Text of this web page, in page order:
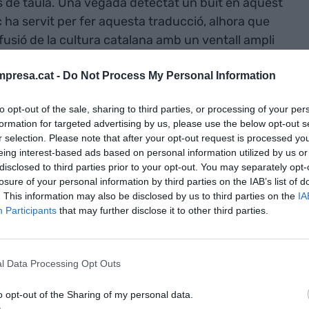
- Do Not Process My Personal Information
opt-out of the sale, sharing to third parties, or processing of your
for targeted advertising by us, please use the below opt-out
selection. Please note that after your opt-out request is processed
interest-based ads based on personal information utilized by us
to third parties prior to your opt-out. You may separately
of your personal information by third parties on the IAB’s list of
This information may also be disclosed by us to third parties on the
Participants that may further disclose it to other third parties.
Data Processing Opt Outs
opt-out of the Sharing of my personal data.
de taula. Una vegada detectat un buit en aquest
ha servit per fer aquesta traducció, alhora que
de la cultura catalana amb un ventall ampli
estava molt centrat en la importació. Des de la
capgirar aquesta dinàmica i hem començat a
i administrador de Juegos de Mesa y Rol. Els
països com elsEstats Units, el Regne Unit,
cada cop més globalitzat. Amb una facturació
d’entre el 20% i el 30%, l’empresa ha
sobre la narrativa i la immersió.
els Estats